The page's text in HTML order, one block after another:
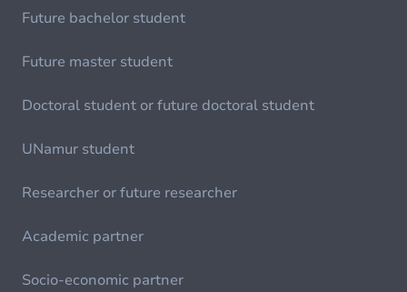
Future bachelor student
Future master student
Doctoral student or future doctoral student
UNamur student
Researcher or future researcher
Academic partner
Socio-economic partner